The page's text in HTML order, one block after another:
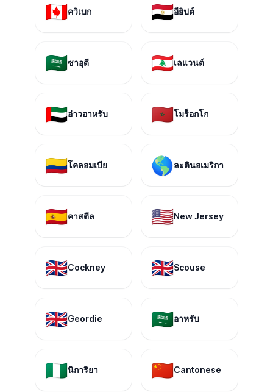
🇨🇦ควิเบก 🇪🇬อียิปต์
🇸🇦ซาอุดี 🇱🇧เลแวนต์
🇦🇪อ่าวอาหรับ 🇲🇦โมร็อกโก
🇨🇴โคลอมเบีย 🌎ละตินอเมริกา
🇪🇸คาสตีล 🇺🇸New Jersey
🇬🇧Cockney 🇬🇧Scouse
🇬🇧Geordie 🇸🇦อาหรับ
🇳🇬นิการิยา 🇨🇳Cantonese